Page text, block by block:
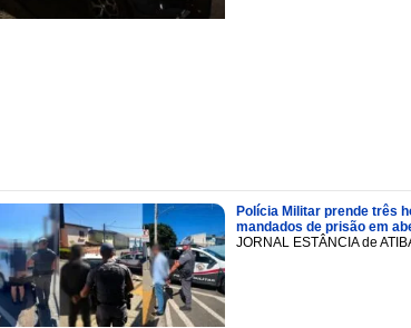
Polícia Militar prende três
mandados de prisão em
JORNAL ESTÂNCIA de